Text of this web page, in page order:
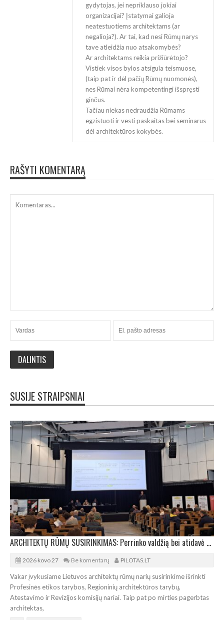
gydytojas, jei nepriklauso jokiai
organizacijai? Įstatymai galioja
neatestuotiems architektams (ar
negalioja?). Ar tai, kad nesi Rūmų narys
tave atleidžia nuo atsakomybės?
Ar architektams reikia prižiūrėtojo?
Vistiek visos bylos atsigula teismuose,
(taip pat ir dėl pačių Rūmų nuomonės),
nes Rūmai nėra kompetentingi išspręsti
ginčus.
Tačiau niekas nedraudžia Rūmams
egzistuoti ir vesti paskaitas bei seminarus
dėl architektūros kokybės.
RAŠYTI KOMENTARĄ
SUSIJE STRAIPSNIAI
ARCHITEKTŲ RŪMŲ SUSIRINKIMAS: Perrinko valdžią bei atidavė pagarbą Audriui Karaliui
2026 kovo 27 Be komentarų PILOTAS.LT
Vakar įvykusiame Lietuvos architektų rūmų narių susirinkime išrinkti
Profesinės etikos tarybos, Regioninių architektūros tarybų,
Atestavimo ir Revizijos komisijų nariai. Taip pat po mirties pagerbtas
architektas,